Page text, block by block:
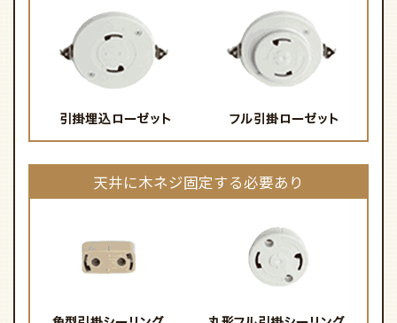
天井に木ネジ固定する必要あり